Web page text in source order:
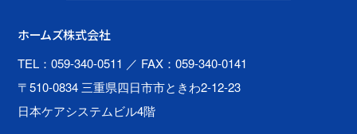
ホームズ株式会社
TEL：059-340-0511 ／ FAX：059-340-0141
〒510-0834 三重県四日市市ときわ2-12-23
日本ケアシステムビル4階